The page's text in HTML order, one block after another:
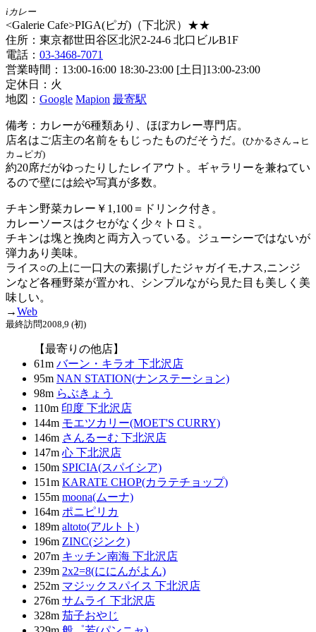
iカレー
<Galerie Cafe>PIGA(ピガ)（下北沢）★★
住所：東京都世田谷区北沢2-24-6 北口ビルB1F
電話： 03-3468-7071
営業時間：13:00-16:00 18:30-23:00 [土日]13:00-23:00
定休日：火
地図： Google Mapion 最寄駅
備考：カレーが6種類あり、ほぼカレー専門店。
店名はご店主の名前をもじったものだそうだ。 (ひかるさん→ヒ
カ→ピガ)
約20席だがゆったりしたレイアウト。ギャラリーを兼ねてい
るので壁には絵や写真が多数。
チキン野菜カレー￥1,100＝ドリンク付き。
カレーソースはクセがなく少々トロミ。
チキンは塊と挽肉と両方入っている。ジューシーではないが
弾力あり美味。
ライス○の上に一口大の素揚げしたジャガイモ,ナス,ニンジ
ンなど各種野菜が置かれ、シンプルながら見た目も美しく美
味しい。
→Web
最終訪問2008,9 (初)
【最寄りの他店】
61m バーン・キラオ 下北沢店
95m NAN STATION(ナンステーション)
98m らぶきょう
110m 印度 下北沢店
144m モエツカリー(MOET'S CURRY)
146m さんるーむ 下北沢店
147m 心 下北沢店
150m SPICIA(スパイシア)
151m KARATE CHOP(カラテチョップ)
155m moona(ムーナ)
164m ポニピリカ
189m altoto(アルトト)
196m ZINC(ジンク)
207m キッチン南海 下北沢店
239m 2x2=8(ににんがよん)
252m マジックスパイス 下北沢店
276m サムライ 下北沢店
328m 茄子おやじ